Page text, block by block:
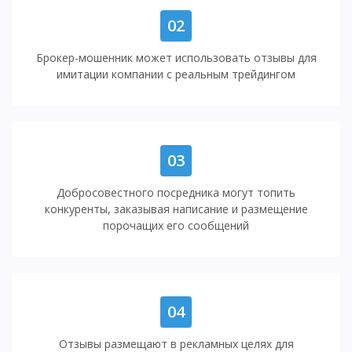
02
Брокер-мошенник может использовать отзывы для
имитации компании с реальным трейдингом
03
Добросовестного посредника могут топить
конкуренты, заказывая написание и размещение
порочащих его сообщений
04
Отзывы размещают в рекламных целях для